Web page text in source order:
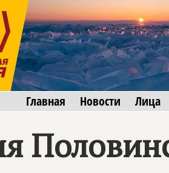
Главная Новости Лица